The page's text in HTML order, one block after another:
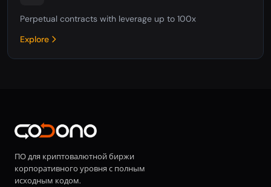
Perpetual contracts with leverage up to 100x
Explore
ПО для криптовалютной биржи
корпоративного уровня с полным
исходным кодом.